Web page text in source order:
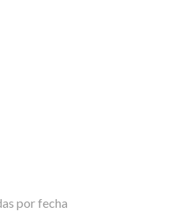
por fecha